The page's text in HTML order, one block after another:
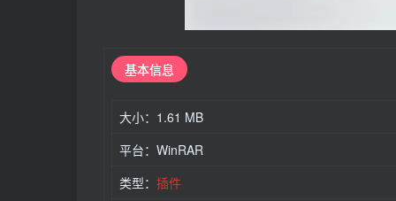
基本信息
大小：1.61 MB
平台：WinRAR
类型： 插件